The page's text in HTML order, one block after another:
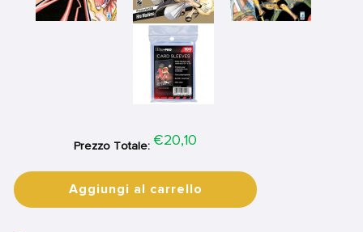
Prezzo Totale: Price
€20,10
Aggiungi al carrello